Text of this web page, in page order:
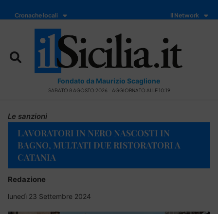
Cronache locali Il Network
Fondato da Maurizio Scaglione
SABATO 8 AGOSTO 2026 - AGGIORNATO ALLE 10:19
Le sanzioni
LAVORATORI IN NERO NASCOSTI IN
BAGNO, MULTATI DUE RISTORATORI A
CATANIA
Redazione
lunedì 23 Settembre 2024